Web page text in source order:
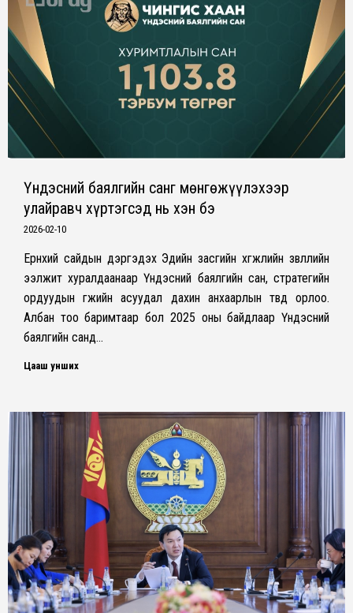
Үндэсний баялгийн санг мөнгөжүүлэхээр
улайравч хүртэгсэд нь хэн бэ
2026-02-10
Ерөнхий сайдын дэргэдэх Эдийн засгийн хөгжлийн зөвлөлийн
ээлжит хуралдаанаар Үндэсний баялгийн сан, стратегийн
ордуудын өгөөжийн асуудал дахин анхаарлын төвд орлоо.
Албан тоо баримтаар бол 2025 оны байдлаар Үндэсний
баялгийн санд…
Цааш унших